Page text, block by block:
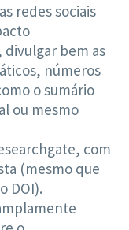
redes sociais
bem as
números
o sumário
ou mesmo
com
(mesmo que
DOI).